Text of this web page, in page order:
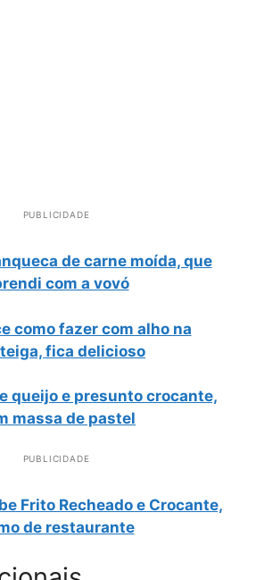
PUBLICIDADE
de carne moída, que
com a vovó
como fazer com alho na
fica delicioso
queijo e presunto crocante,
massa de pastel
PUBLICIDADE
Frito Recheado e Crocante,
de restaurante